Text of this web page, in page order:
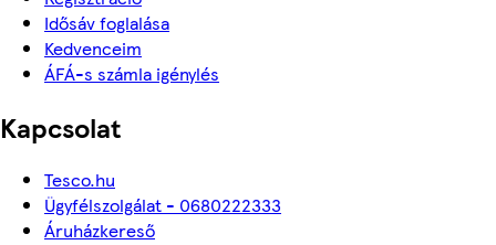
Idősáv foglalása
Kedvenceim
ÁFÁ-s számla igénylés
Kapcsolat
Tesco.hu
Ügyfélszolgálat - 0680222333
Áruházkereső